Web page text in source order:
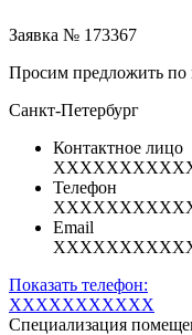
Заявка № 173367
Просим предложить
Санкт-Петербург
Контактное лицо
Телефон
Email
Показать телефон:
XXXXXXXXXXX
Специализация